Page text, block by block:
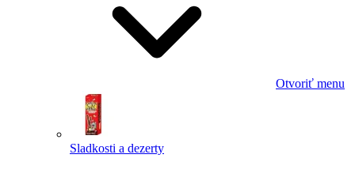
Otvoriť menu
Sladkosti a dezerty